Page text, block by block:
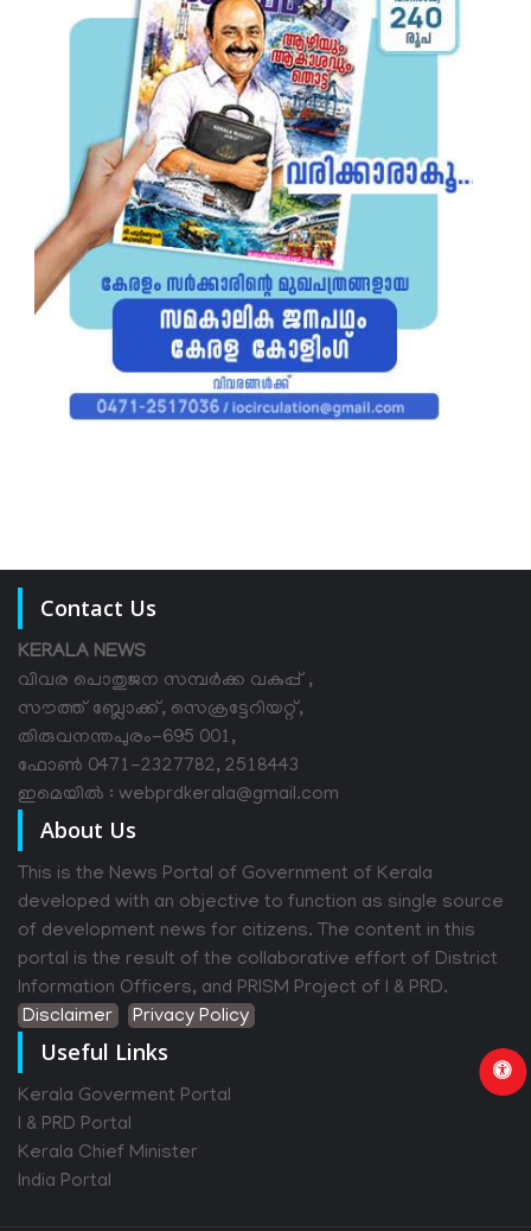
Contact Us
KERALA NEWS
വിവര പൊതുജന സമ്പര്‍ക്ക വകുപ്പ് ,
സൗത്ത് ബ്ലോക്ക്, സെക്രട്ടേറിയറ്റ്,
തിരുവനന്തപുരം-695 001,
ഫോൺ 0471-2327782, 2518443
ഇമെയിൽ : webprdkerala@gmail.com
About Us
This is the News Portal of Government of Kerala
developed with an objective to function as single source
of development news for citizens. The content in this
portal is the result of the collaborative effort of District
Information Officers, and PRISM Project of I & PRD.
Disclaimer
Privacy Policy
Useful Links
Kerala Goverment Portal
I & PRD Portal
Kerala Chief Minister
India Portal